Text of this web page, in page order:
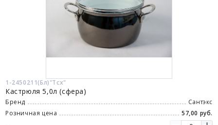
1-2450211(Бл)"Тсх"
Кастрюля 5,0л (сфера)
Бренд
Сантэкс
Розничная цена
57,00 руб.